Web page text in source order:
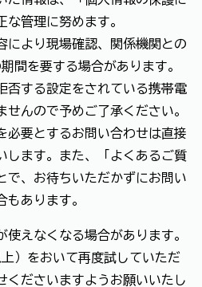
な管理に努めます。
により現場確認、関係機関との
間を要する場合があります。
否する設定をされている携帯電
んので予めご了承ください。
必要とするお問い合わせは直接
します。また、「よくあるご質
で、お待ちいただかずにお問い
もあります。
えなくなる場合があります。
）をおいて再度試していただ
くださいますようお願いいたし